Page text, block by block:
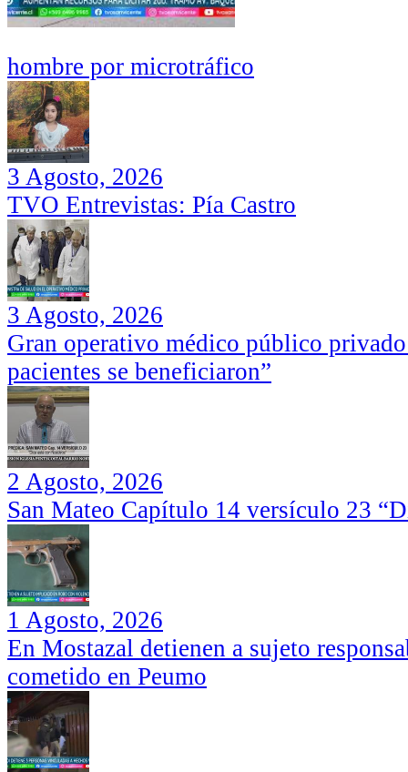
hombre por microtráfico
3 Agosto, 2026
TVO Entrevistas: Pía Castro
3 Agosto, 2026
Gran operativo médico público
pacientes se beneficiaron”
2 Agosto, 2026
San Mateo Capítulo 14 versículo 23
1 Agosto, 2026
En Mostazal detienen a sujeto
cometido en Peumo